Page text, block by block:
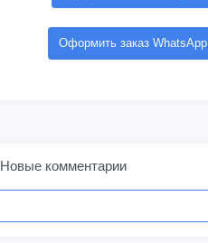
Оформить заказ WhatsApp
Новые комментарии